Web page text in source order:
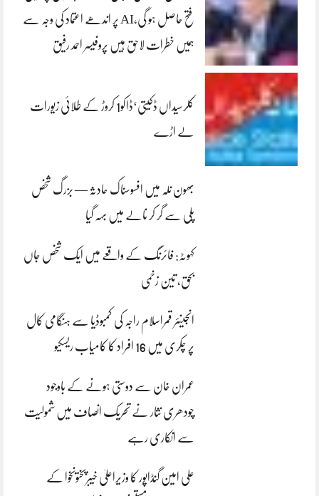
فتح حاصل ہو گی،AI پر اندھے اعتماد کی وجہ سے
ہمیں خطرات لاحق ہیں پروفیسر احمد رفیق
کلرسیداں ڈکیتی‘ڈاکو1 کروڑ کے طلائی زیورات
لے اڑے
بھون نلہ میں افسوسناک حادثہ — بزرگ شخص
پلی سے گر کر نالے میں بہہ گیا
کہوٹہ: فائرنگ کے واقعے میں ایک شخص جاں
بحق، تین زخمی
انجینئر قمراسلام راجہ کی کمبوڈیا سے ہنگامی کال
پر چکری میں 16 افراد کا کامیاب ریسکیو
عمران خان سے دوستی ہونے کے باوجود
چودھری نثار نے تحریک انصاف میں شمولیت
سے انکاری رہے
علی امین گنڈاپور کا وزیراعلیٰ خیبرپختونخوا کے